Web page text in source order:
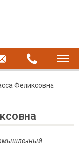
Феликсовна